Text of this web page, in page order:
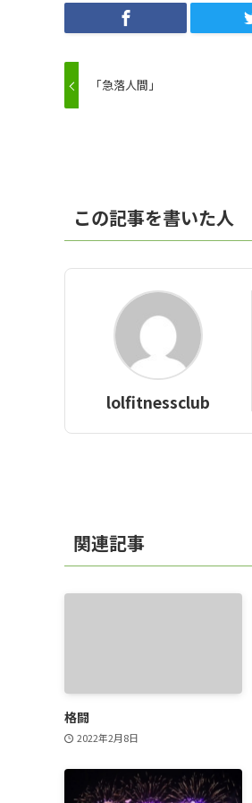
「急落人間」
この記事を書いた人
lolfitnessclub
関連記事
格闘
2022年2月8日